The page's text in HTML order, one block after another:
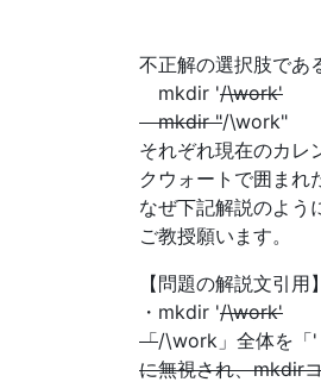
不正解の選択肢であ
mkdir '/\work'
mkdir "/\work"
それぞれ現在のカレ
クウォートで囲まれ
なぜ下記解説のよう
ご教授願います。
【問題の解説文引用】
・mkdir '/\work'
「/\work」全体を「'
に無視され、mkdir